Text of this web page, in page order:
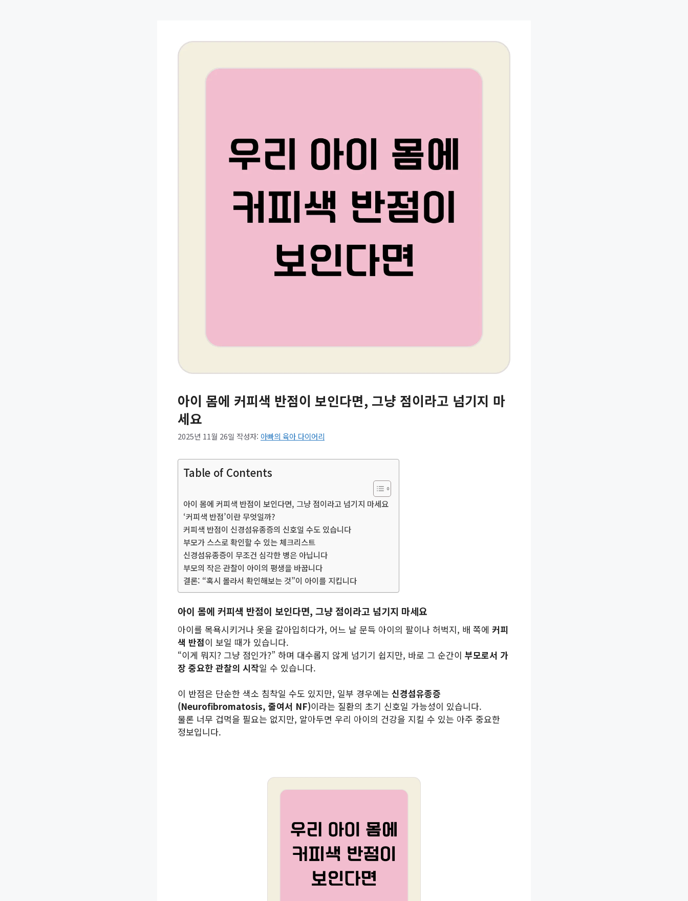
아이 몸에 커피색 반점이 보인다면, 그냥 점이라고 넘기지 마
세요
2025년 11월 26일 작성자: 아빠의 육아 다이어리
Table of Contents
아이 몸에 커피색 반점이 보인다면, 그냥 점이라고 넘기지 마세요
‘커피색 반점’이란 무엇일까?
커피색 반점이 신경섬유종증의 신호일 수도 있습니다
부모가 스스로 확인할 수 있는 체크리스트
신경섬유종증이 무조건 심각한 병은 아닙니다
부모의 작은 관찰이 아이의 평생을 바꿉니다
결론: “혹시 몰라서 확인해보는 것”이 아이를 지킵니다
아이 몸에 커피색 반점이 보인다면, 그냥 점이라고 넘기지 마세요
아이를 목욕시키거나 옷을 갈아입히다가, 어느 날 문득 아이의 팔이나 허벅지, 배 쪽에 커피
색 반점이 보일 때가 있습니다.
“이게 뭐지? 그냥 점인가?” 하며 대수롭지 않게 넘기기 쉽지만, 바로 그 순간이 부모로서 가
장 중요한 관찰의 시작일 수 있습니다.
이 반점은 단순한 색소 침착일 수도 있지만, 일부 경우에는 신경섬유종증
(Neurofibromatosis, 줄여서 NF)이라는 질환의 초기 신호일 가능성이 있습니다.
물론 너무 겁먹을 필요는 없지만, 알아두면 우리 아이의 건강을 지킬 수 있는 아주 중요한
정보입니다.